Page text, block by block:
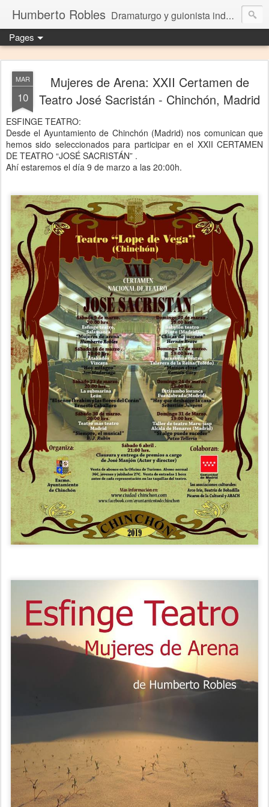
Humberto Robles Dramaturgo y guionista independiente
Pages
MAR
10
Mujeres de Arena: XXII Certamen de
Teatro José Sacristán - Chinchón, Madrid
ESFINGE TEATRO:
Desde el Ayuntamiento de Chinchón (Madrid) nos comunican que
hemos sido seleccionados para participar en el XXII CERTAMEN
DE TEATRO “JOSÉ SACRISTÁN” .
Ahí estaremos el día 9 de marzo a las 20:00h.